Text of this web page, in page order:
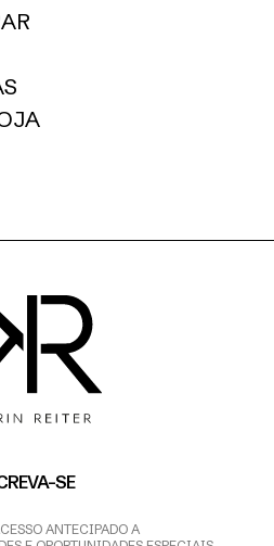
SE
ANTECIPADO A